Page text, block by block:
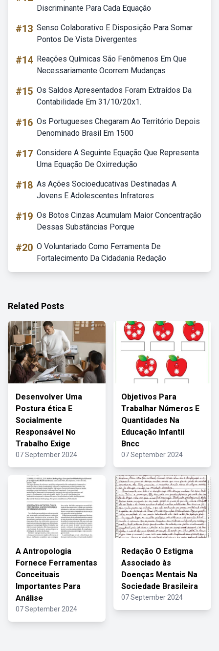
Discriminante Para Cada Equação
#13 Senso Colaborativo E Disposição Para Somar
Pontos De Vista Divergentes
#14 Reações Químicas São Fenômenos Em Que
Necessariamente Ocorrem Mudanças
#15 Os Saldos Apresentados Foram Extraídos Da
Contabilidade Em 31/10/20x1.
#16 Os Portugueses Chegaram Ao Território Depois
Denominado Brasil Em 1500
#17 Considere A Seguinte Equação Que Representa
Uma Equação De Oxirredução
#18 As Ações Socioeducativas Destinadas A
Jovens E Adolescentes Infratores
#19 Os Botos Cinzas Acumulam Maior Concentração
Dessas Substâncias Porque
#20 O Voluntariado Como Ferramenta De
Fortalecimento Da Cidadania Redação
Related Posts
Desenvolver Uma
Postura ética E
Socialmente
Responsável No
Trabalho Exige
07 September 2024
Objetivos Para
Trabalhar Números E
Quantidades Na
Educação Infantil
Bncc
07 September 2024
A Antropologia
Fornece Ferramentas
Conceituais
Importantes Para
Análise
07 September 2024
Redação O Estigma
Associado às
Doenças Mentais Na
Sociedade Brasileira
07 September 2024